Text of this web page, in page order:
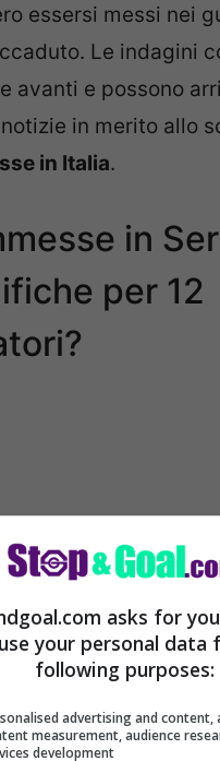
essersi messi nei
Le indagini
avanti e possono
in merito allo
in Italia.
in
per 12
anche nella
asks for
your personal data
following purposes:
advertising and content,
measurement, audience
development